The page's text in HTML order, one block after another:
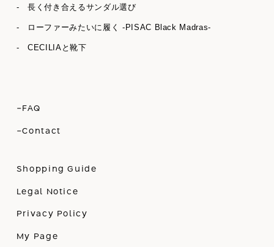
- 長く付き合えるサンダル選び
- ローファーみたいに履く -PISAC Black Madras-
- CECILIAと靴下
-FAQ
-Contact
Shopping Guide
Legal Notice
Privacy Policy
My Page